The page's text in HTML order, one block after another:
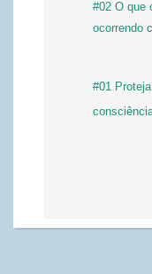
#02 O que
ocorrendo
#01